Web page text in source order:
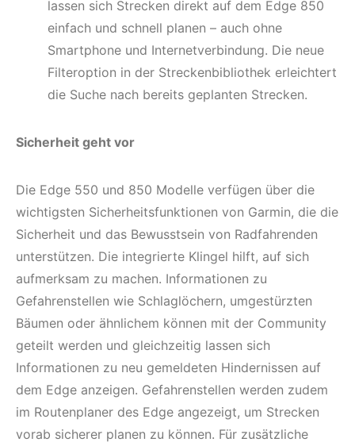
lassen sich Strecken direkt auf dem Edge 850
einfach und schnell planen – auch ohne
Smartphone und Internetverbindung. Die neue
Filteroption in der Streckenbibliothek erleichtert
die Suche nach bereits geplanten Strecken.
Sicherheit geht vor
Die Edge 550 und 850 Modelle verfügen über die
wichtigsten Sicherheitsfunktionen von Garmin, die die
Sicherheit und das Bewusstsein von Radfahrenden
unterstützen. Die integrierte Klingel hilft, auf sich
aufmerksam zu machen. Informationen zu
Gefahrenstellen wie Schlaglöchern, umgestürzten
Bäumen oder ähnlichem können mit der Community
geteilt werden und gleichzeitig lassen sich
Informationen zu neu gemeldeten Hindernissen auf
dem Edge anzeigen. Gefahrenstellen werden zudem
im Routenplaner des Edge angezeigt, um Strecken
vorab sicherer planen zu können. Für zusätzliche